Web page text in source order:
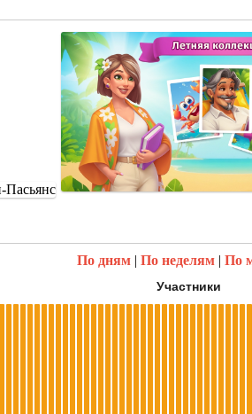
По дням |По неделям |По
Участники